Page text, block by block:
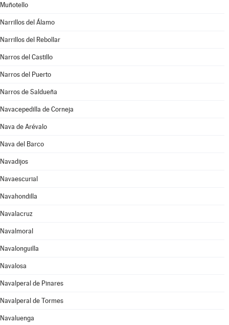
Muñotello
Narrillos del Álamo
Narrillos del Rebollar
Narros del Castillo
Narros del Puerto
Narros de Saldueña
Navacepedilla de Corneja
Nava de Arévalo
Nava del Barco
Navadijos
Navaescurial
Navahondilla
Navalacruz
Navalmoral
Navalonguilla
Navalosa
Navalperal de Pinares
Navalperal de Tormes
Navaluenga